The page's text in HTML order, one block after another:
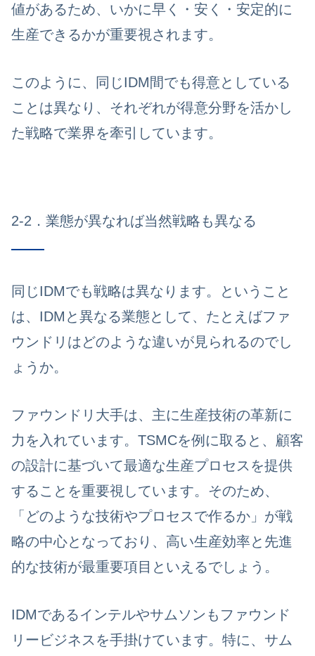
値があるため、いかに早く・安く・安定的に
生産できるかが重要視 されます。
このように、同じIDM間でも得意としている
ことは異なり、それぞれが得意分野を活かし
た戦略で業界を牽引しています。
2-2．業態が異なれば当然戦略も異なる
同じIDMでも戦略は異なります。ということ
は、IDMと異なる業態として、たとえばファ
ウンドリはどのような違いが見られるのでし
ょうか。
ファウンドリ大手は、主に生産技術の革新に
力を入れています。TSMCを例に取ると、 顧客
の設計に基づいて最適な生産プロセスを提供
することを重要視 しています。そのため、
「どのような技術やプロセスで作るか」が戦
略の中心となっており、 高い生産効率と先進
的な技術が最重要項目 といえるでしょう。
IDMであるインテルやサムソンもファウンド
リービジネスを手掛けています。特に、サム